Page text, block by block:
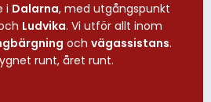
i Dalarna, med utgångspunkt
Ludvika. Vi utför allt inom
och vägassistans.
runt, året runt.